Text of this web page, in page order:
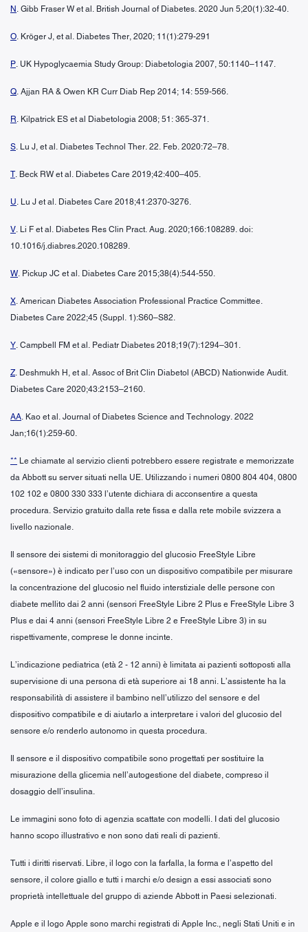
N . Gibb Fraser W et al. British Journal of Diabetes. 2020 Jun 5;20(1):32-40.
O. Kröger J, et al. Diabetes Ther, 2020; 11(1):279-291
P. UK Hypoglycaemia Study Group: Diabetologia 2007, 50:1140–1147.
Q. Ajjan RA & Owen KR Curr Diab Rep 2014; 14: 559-566.
R. Kilpatrick ES et al Diabetologia 2008; 51: 365-371.
S. Lu J, et al. Diabetes Technol Ther. 22. Feb. 2020:72–78.
T. Beck RW et al. Diabetes Care 2019;42:400–405.
U. Lu J et al. Diabetes Care 2018;41:2370-3276.
V. Li F et al. Diabetes Res Clin Pract. Aug. 2020;166:108289. doi:
10.1016/j.diabres.2020.108289.
W. Pickup JC et al. Diabetes Care 2015;38(4):544-550.
X. American Diabetes Association Professional Practice Committee.
Diabetes Care 2022;45 (Suppl. 1):S60–S82.
Y. Campbell FM et al. Pediatr Diabetes 2018;19(7):1294–301.
Z. Deshmukh H, et al. Assoc of Brit Clin Diabetol (ABCD) Nationwide Audit.
Diabetes Care 2020;43:2153–2160.
AA. Kao et al. Journal of Diabetes Science and Technology. 2022
Jan;16(1):259-60.
** Le chiamate al servizio clienti potrebbero essere registrate e memorizzate
da Abbott su server situati nella UE. Utilizzando i numeri 0800 804 404, 0800
102 102 e 0800 330 333 l’utente dichiara di acconsentire a questa
procedura. Servizio gratuito dalla rete fissa e dalla rete mobile svizzera a
livello nazionale.
Il sensore dei sistemi di monitoraggio del glucosio FreeStyle Libre
(«sensore») è indicato per l’uso con un dispositivo compatibile per misurare
la concentrazione del glucosio nel fluido interstiziale delle persone con
diabete mellito dai 2 anni (sensori FreeStyle Libre 2 Plus e FreeStyle Libre 3
Plus e dai 4 anni (sensori FreeStyle Libre 2 e FreeStyle Libre 3) in su
rispettivamente, comprese le donne incinte.
L’indicazione pediatrica (età 2 - 12 anni) è limitata ai pazienti sottoposti alla
supervisione di una persona di età superiore ai 18 anni. L’assistente ha la
responsabilità di assistere il bambino nell’utilizzo del sensore e del
dispositivo compatibile e di aiutarlo a interpretare i valori del glucosio del
sensore e/o renderlo autonomo in questa procedura.
Il sensore e il dispositivo compatibile sono progettati per sostituire la
misurazione della glicemia nell’autogestione del diabete, compreso il
dosaggio dell’insulina.
Le immagini sono foto di agenzia scattate con modelli. I dati del glucosio
hanno scopo illustrativo e non sono dati reali di pazienti.
Tutti i diritti riservati. Libre, il logo con la farfalla, la forma e l’aspetto del
sensore, il colore giallo e tutti i marchi e/o design a essi associati sono
proprietà intellettuale del gruppo di aziende Abbott in Paesi selezionati.
Apple e il logo Apple sono marchi registrati di Apple Inc., negli Stati Uniti e in